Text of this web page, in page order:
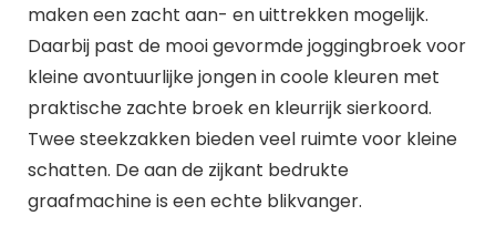
maken een zacht aan- en uittrekken mogelijk.
Daarbij past de mooi gevormde joggingbroek voor
kleine avontuurlijke jongen in coole kleuren met
praktische zachte broek en kleurrijk sierkoord.
Twee steekzakken bieden veel ruimte voor kleine
schatten. De aan de zijkant bedrukte
graafmachine is een echte blikvanger.